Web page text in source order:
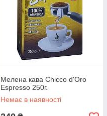
Мелена кава Chicco d'Oro
Espresso 250г.
Немає в наявності